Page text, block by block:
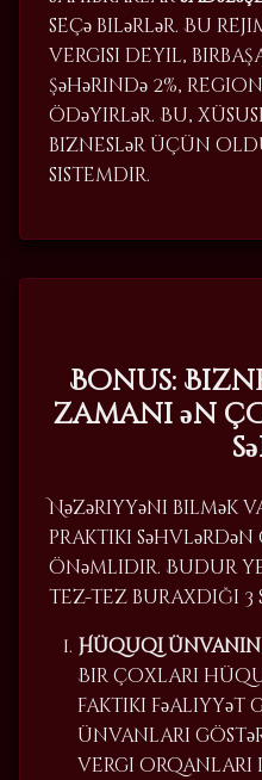
seçə bilərlər. Bu
vergisi deyil,
şəhərində 2%,
ödəyirlər. Bu,
bizneslər üçün
sistemdir.
Bonus:
zamanı ən
Nəzəriyyəni bilmək
praktiki səhvlərdən
önəmlidir. Budur
tez-tez buraxdığı 3
Hüquqi ünvanın
Bir çoxları
faktiki fəaliyyət
ünvanları
vergi orqanları